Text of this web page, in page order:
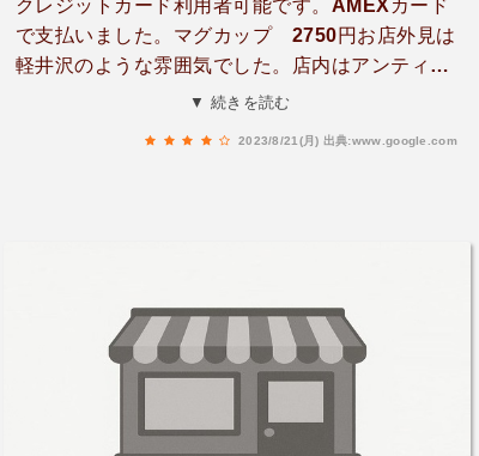
クレジットカード利用者可能です。AMEXカード
で支払いました。マグカップ 2750円お店外見は
軽井沢のような雰囲気でした。店内はアンティー
ク系の雑貨(バッグやポーチ、缶などの容器類、食
ーさんの接客も丁寧すぎるほどでした。2016年熊
本地震の際は大変だったそうです。
▼ 続きを読む
2023/8/21(月) 出典:www.google.com